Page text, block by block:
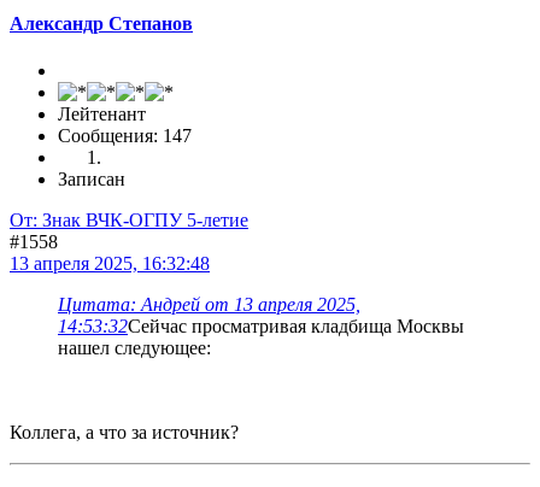
Александр Степанов
Лейтенант
Сообщения: 147
Записан
От: Знак ВЧК-ОГПУ 5-летие
#1558
13 апреля 2025, 16:32:48
Цитата: Андрей от 13 апреля 2025,
14:53:32Сейчас просматривая кладбища Москвы
нашел следующее:
Коллега, а что за источник?